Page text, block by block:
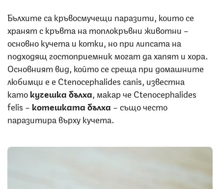
Бълхите са кръвосмучещи паразити, които се
хранят с кръвта на топлокръвни животни –
основно кучета и котки, но при липсата на
подходящ гостоприемник могат да хапят и хора.
Основният вид, който се среща при домашните
любимци е е Ctenocephalides canis, известна
катокучешка бълха , макар че Ctenocephalides
felis – котешката бълха – също често
паразитира върху кучета.